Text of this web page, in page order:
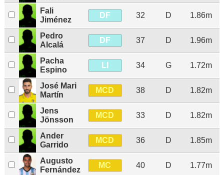
Fali
Jiménez
DF 32 D 1.86m
Pedro
Alcalá
DF 37 D 1.96m
Pacha
Espino
LI 34 G 1.72m
José Mari
Martín
MCD 38 D 1.82m
Jens
Jönsson
MCD 33 D 1.82m
Ander
Garrido
MCD 36 D 1.85m
Augusto
Fernández
MC 40 D 1.77m